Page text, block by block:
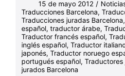
15 de mayo 2012 /
Traducciones Barcelona,
Traducciones juradas Barcelona,
español, traductor árabe,
Traductor francés español,
inglés español, Traductor
japonés, Traductor noruego
portugués español, Traductores
jurados Barcelona